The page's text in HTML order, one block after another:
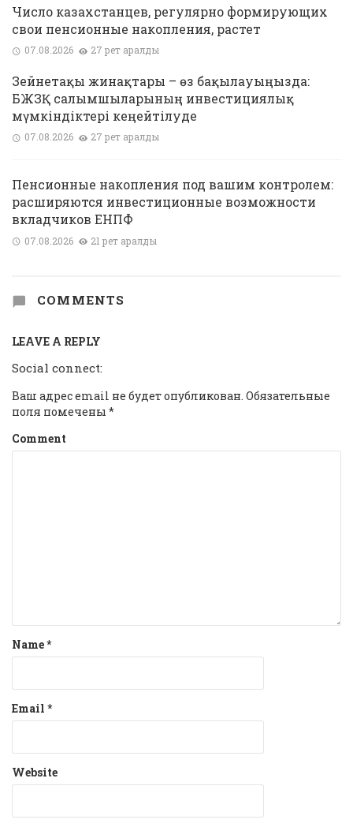
Число казахстанцев, регулярно формирующих
свои пенсионные накопления, растет
07.08.2026 27 рет қаралды
Зейнетақы жинақтары – өз бақылауыңызда:
БЖЗҚ салымшыларының инвестициялық
мүмкіндіктері кеңейтілуде
07.08.2026 27 рет қаралды
Пенсионные накопления под вашим контролем:
расширяются инвестиционные возможности
вкладчиков ЕНПФ
07.08.2026 21 рет қаралды
COMMENTS
LEAVE A REPLY
Social connect:
Ваш адрес email не будет опубликован. Обязательные
поля помечены *
Comment
Name*
Email *
Website